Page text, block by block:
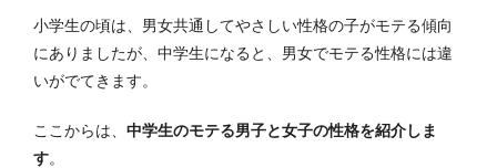
小学生の頃は、男女共通してやさしい性格の子がモテる傾向
にありましたが、中学生になると、男女でモテる性格には違
いがでてきます。
ここからは、 中学生のモテる男子と女子の性格を紹介しま
す。